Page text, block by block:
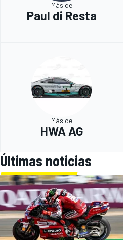
Más de
Paul di Resta
Más de
HWA AG
Últimas noticias